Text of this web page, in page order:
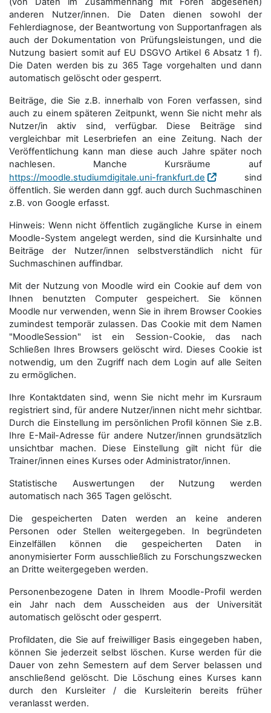
anderen Nutzer/innen. Die Daten dienen sowohl der
Fehlerdiagnose, der Beantwortung von Supportanfragen als
auch der Dokumentation von Prüfungsleistungen, und die
Nutzung basiert somit auf EU DSGVO Artikel 6 Absatz 1 f).
Die Daten werden bis zu 365 Tage vorgehalten und dann
automatisch gelöscht oder gesperrt.
Beiträge, die Sie z.B. innerhalb von Foren verfassen, sind
auch zu einem späteren Zeitpunkt, wenn Sie nicht mehr als
Nutzer/in aktiv sind, verfügbar. Diese Beiträge sind
vergleichbar mit Leserbriefen an eine Zeitung. Nach der
Veröffentlichung kann man diese auch Jahre später noch
nachlesen. Manche Kursräume auf
https://moodle.studiumdigitale.uni-frankfurt.de
sind
öffentlich. Sie werden dann ggf. auch durch Suchmaschinen
z.B. von Google erfasst.
Hinweis: Wenn nicht öffentlich zugängliche Kurse in einem
Moodle-System angelegt werden, sind die Kursinhalte und
Beiträge der Nutzer/innen selbstverständlich nicht für
Suchmaschi­nen auffindbar.
Mit der Nutzung von Moodle wird ein Cookie auf dem von
Ihnen benutzten Computer gespeichert. Sie können
Moodle nur verwenden, wenn Sie in ihrem Browser Cookies
zumindest temporär zulassen. Das Cookie mit dem Namen
"MoodleSession" ist ein Session-Cookie, das nach
Schließen Ihres Browsers gelöscht wird. Dieses Cookie ist
notwendig, um den Zugriff nach dem Login auf alle Seiten
zu ermöglichen.
Ihre Kontaktdaten sind, wenn Sie nicht mehr im Kursraum
registriert sind, für andere Nutzer/innen nicht mehr sichtbar.
Durch die Einstellung im persönlichen Profil können Sie z.B.
Ihre E-Mail-Adresse für andere Nutzer/innen grundsätzlich
unsichtbar machen. Diese Einstellung gilt nicht für die
Trainer/innen eines Kurses oder Administrator/innen.
Statistische Auswertungen der Nutzung werden
automatisch nach 365 Tagen gelöscht.
Die gespeicherten Daten werden an keine anderen
Personen oder Stellen weitergegeben. In begründeten
Einzelfällen können die gespeicherten Daten in
anonymisierter Form aus­schließ­lich zu Forschungszwecken
an Dritte weitergegeben werden.
Personenbezogene Daten in Ihrem Moodle-Profil werden
ein Jahr nach dem Ausscheiden aus der Universität
automatisch gelöscht oder gesperrt.
Profildaten, die Sie auf freiwilliger Basis eingegeben haben,
können Sie jederzeit selbst löschen. Kurse werden für die
Dauer von zehn Semestern auf dem Server belassen und
anschließend gelöscht. Die Löschung eines Kurses kann
durch den Kursleiter / die Kursleiterin bereits früher
veranlasst werden.